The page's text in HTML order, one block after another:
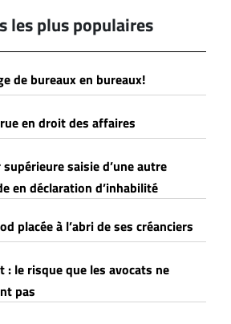
les plus populaires
de bureaux en bureaux!
en droit des affaires
supérieure saisie d’une autre
en déclaration d’inhabilité
placée à l’abri de ses créanciers
: le risque que les avocats ne
pas